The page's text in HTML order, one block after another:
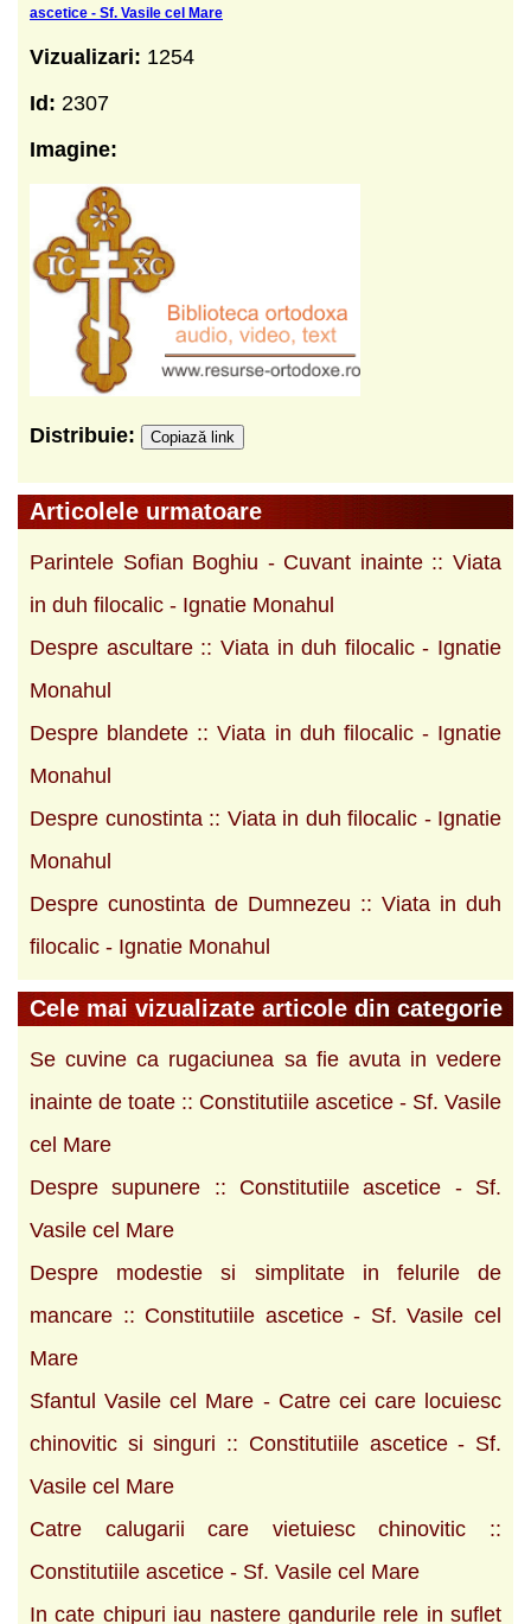
ascetice - Sf. Vasile cel Mare
Vizualizari: 1254
Id: 2307
Imagine:
Distribuie: Copiază link
Articolele urmatoare
Parintele Sofian Boghiu - Cuvant inainte :: Viata
in duh filocalic - Ignatie Monahul
Despre ascultare :: Viata in duh filocalic - Ignatie
Monahul
Despre blandete :: Viata in duh filocalic - Ignatie
Monahul
Despre cunostinta :: Viata in duh filocalic - Ignatie
Monahul
Despre cunostinta de Dumnezeu :: Viata in duh
filocalic - Ignatie Monahul
Cele mai vizualizate articole din categorie
Se cuvine ca rugaciunea sa fie avuta in vedere
inainte de toate :: Constitutiile ascetice - Sf. Vasile
cel Mare
Despre supunere :: Constitutiile ascetice - Sf.
Vasile cel Mare
Despre modestie si simplitate in felurile de
mancare :: Constitutiile ascetice - Sf. Vasile cel
Mare
Sfantul Vasile cel Mare - Catre cei care locuiesc
chinovitic si singuri :: Constitutiile ascetice - Sf.
Vasile cel Mare
Catre calugarii care vietuiesc chinovitic ::
Constitutiile ascetice - Sf. Vasile cel Mare
In cate chipuri iau nastere gandurile rele in suflet